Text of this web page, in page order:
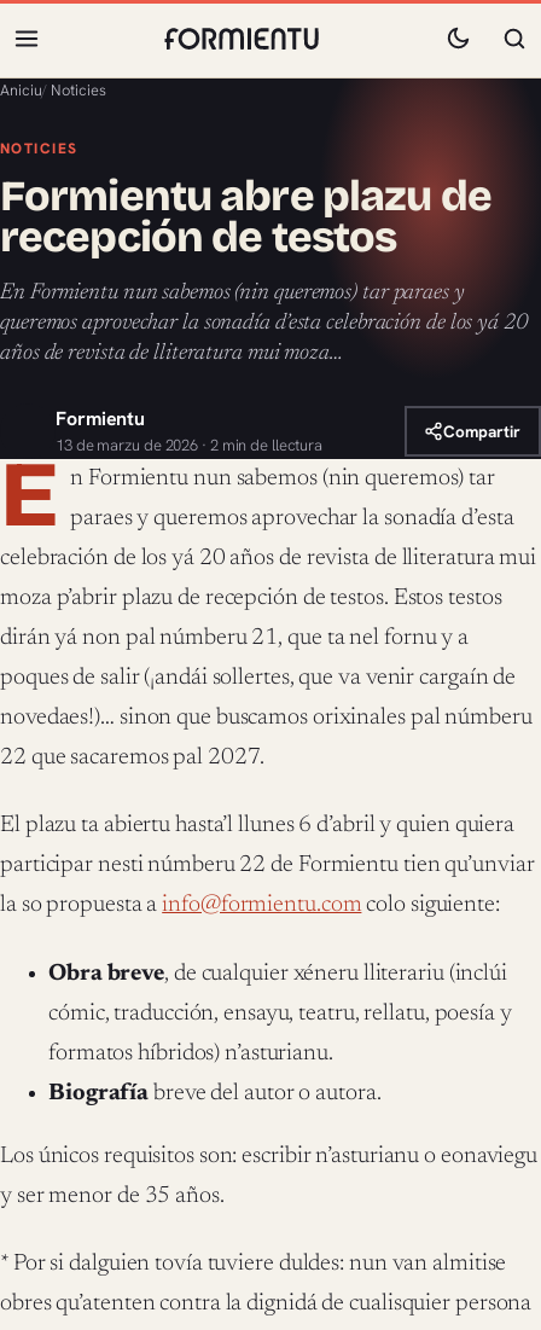
Aniciu/ Noticies
NOTICIES
Formientu abre plazu de
recepción de testos
En Formientu nun sabemos (nin queremos) tar paraes y
queremos aprovechar la sonadía d’esta celebración de los yá 20
años de revista de lliteratura mui moza…
Formientu
13 de marzu de 2026 · 2 min de llectura
Compartir
E n Formientu nun sabemos (nin queremos) tar
paraes y queremos aprovechar la sonadía d’esta
celebración de los yá 20 años de revista de lliteratura mui
moza p’abrir plazu de recepción de testos. Estos testos
dirán yá non pal númberu 21, que ta nel fornu y a
poques de salir (¡andái sollertes, que va venir cargaín de
novedaes!)… sinon que buscamos orixinales pal númberu
22 que sacaremos pal 2027.
El plazu ta abiertu hasta’l llunes 6 d’abril y quien quiera
participar nesti númberu 22 de Formientu tien qu’unviar
la so propuesta ainfo@formientu.comcolo siguiente:
Obra breve, de cualquier xéneru lliterariu (inclúi
cómic, traducción, ensayu, teatru, rellatu, poesía y
formatos híbridos) n’asturianu.
Biografía breve del autor o autora.
Los únicos requisitos son: escribir n’asturianu o eonaviegu
y ser menor de 35 años.
* Por si dalguien tovía tuviere duldes: nun van almitise
obres qu’atenten contra la dignidá de cualisquier persona